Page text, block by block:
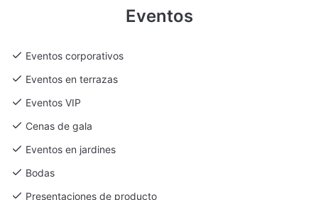
Eventos
Eventos corporativos
Eventos en terrazas
Eventos VIP
Cenas de gala
Eventos en jardines
Bodas
Presentaciones de producto